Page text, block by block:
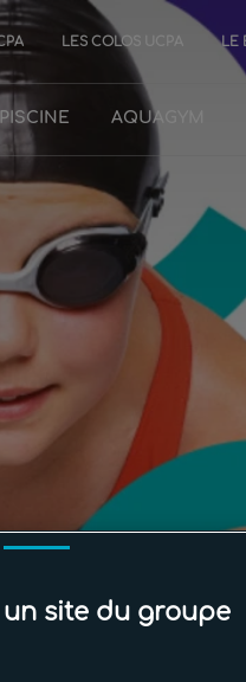
LES COLOS UCPA LE
PISCINE AQUAGYM
site du groupe